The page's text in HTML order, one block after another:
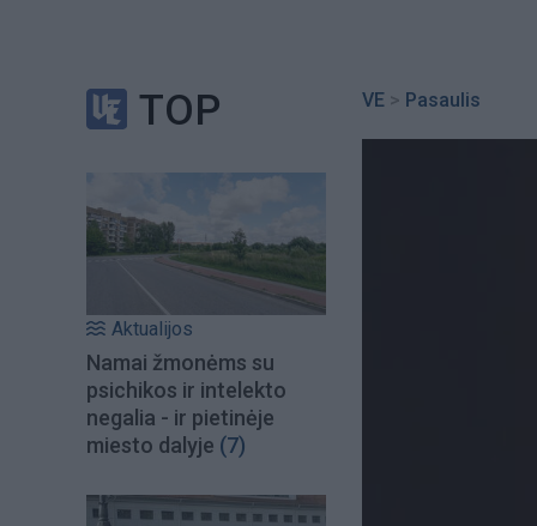
TOP
Aktualijos
Namai žmonėms su
psichikos ir intelekto
negalia - ir pietinėje
miesto dalyje (7)
VE > Pasaulis